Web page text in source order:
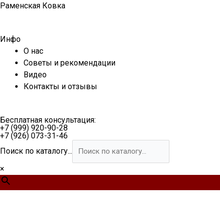
Перейти
Раменская Ковка
Инфо
О нас
Советы и рекомендации
Видео
Контакты и отзывы
Бесплатная консультация:
+7 (999) 920-90-28
+7 (926) 073-31-46
Поиск по каталогу...
×